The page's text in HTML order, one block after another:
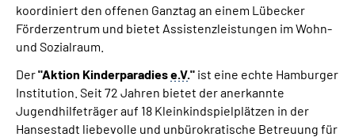
koordiniert den offenen Ganztag an einem Lübecker
Förderzentrum und bietet Assistenzleistungen im Wohn-
und Sozialraum.
Der"Aktion Kinderparadiese.V." ist eine echte Hamburger
Institution. Seit 72 Jahren bietet der anerkannte
Jugendhilfeträger auf 18 Kleinkindspielplätzen in der
Hansestadt liebevolle und unbürokratische Betreuung für